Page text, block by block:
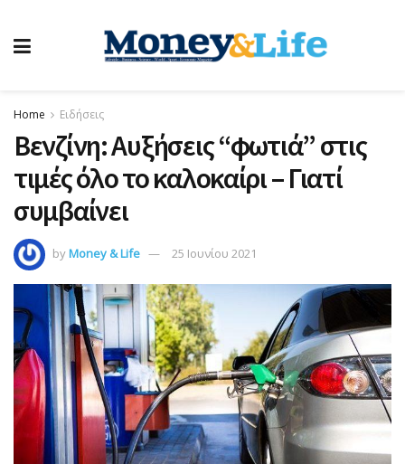
Home Ειδήσεις
Βενζίνη: Αυξήσεις “φωτιά” στις
τιμές όλο το καλοκαίρι – Γιατί
συμβαίνει
byMoney & Life 25 Ιουνίου 2021